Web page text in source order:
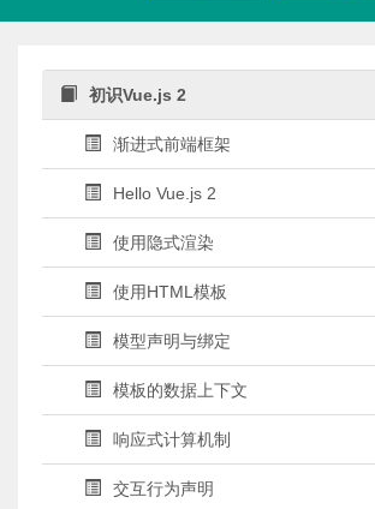
初识Vue.js 2
渐进式前端框架
Hello Vue.js 2
使用隐式渲染
使用HTML模板
模型声明与绑定
模板的数据上下文
响应式计算机制
交互行为声明